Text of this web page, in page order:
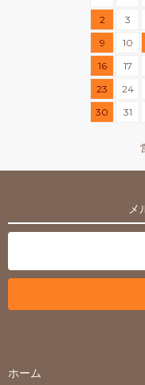
2
3
9
10
16
17
23
24
30
31
メ
ホーム